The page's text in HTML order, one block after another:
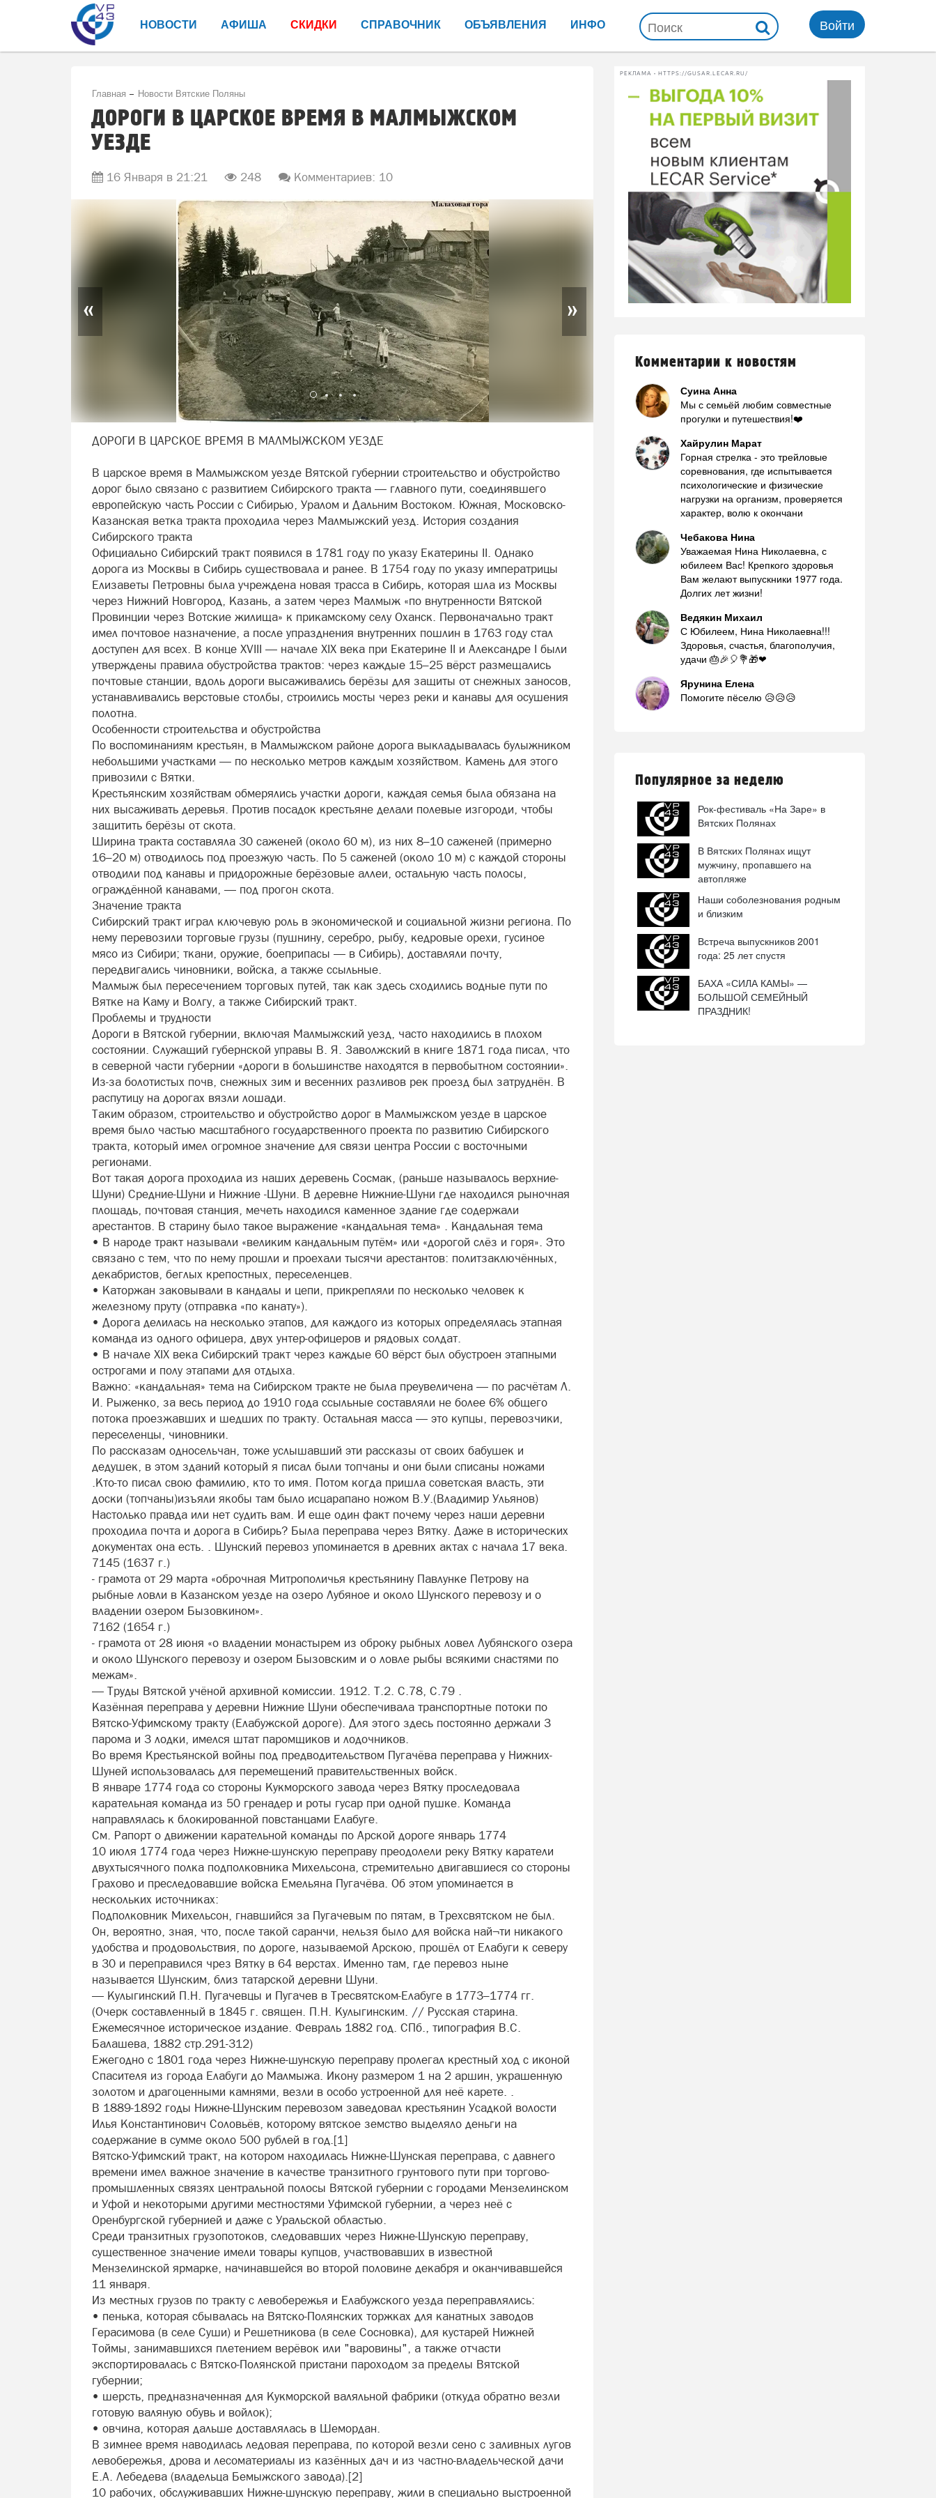
НОВОСТИ АФИША СКИДКИ СПРАВОЧНИК ОБЪЯВЛЕНИЯ ИНФО Войти
Главная Новости Вятские Поляны
ДОРОГИ В ЦАРСКОЕ ВРЕМЯ В МАЛМЫЖСКОМ
УЕЗДЕ
16 Января в 21:21 248 Комментариев: 10
« »
ДОРОГИ В ЦАРСКОЕ ВРЕМЯ В МАЛМЫЖСКОМ УЕЗДЕ
В царское время в Малмыжском уезде Вятской губернии строительство и обустройство
дорог было связано с развитием Сибирского тракта — главного пути, соединявшего
европейскую часть России с Сибирью, Уралом и Дальним Востоком. Южная, Московско-
Казанская ветка тракта проходила через Малмыжский уезд. История создания
Сибирского тракта
Официально Сибирский тракт появился в 1781 году по указу Екатерины II. Однако
дорога из Москвы в Сибирь существовала и ранее. В 1754 году по указу императрицы
Елизаветы Петровны была учреждена новая трасса в Сибирь, которая шла из Москвы
через Нижний Новгород, Казань, а затем через Малмыж «по внутренности Вятской
Провинции через Вотские жилища» к прикамскому селу Оханск. Первоначально тракт
имел почтовое назначение, а после упразднения внутренних пошлин в 1763 году стал
доступен для всех. В конце XVIII — начале XIX века при Екатерине II и Александре I были
утверждены правила обустройства трактов: через каждые 15–25 вёрст размещались
почтовые станции, вдоль дороги высаживались берёзы для защиты от снежных заносов,
устанавливались верстовые столбы, строились мосты через реки и канавы для осушения
полотна.
Особенности строительства и обустройства
По воспоминаниям крестьян, в Малмыжском районе дорога выкладывалась булыжником
небольшими участками — по несколько метров каждым хозяйством. Камень для этого
привозили с Вятки.
Крестьянским хозяйствам обмерялись участки дороги, каждая семья была обязана на
них высаживать деревья. Против посадок крестьяне делали полевые изгороди, чтобы
защитить берёзы от скота.
Ширина тракта составляла 30 саженей (около 60 м), из них 8–10 саженей (примерно
16–20 м) отводилось под проезжую часть. По 5 саженей (около 10 м) с каждой стороны
отводили под канавы и придорожные берёзовые аллеи, остальную часть полосы,
ограждённой канавами, — под прогон скота.
Значение тракта
Сибирский тракт играл ключевую роль в экономической и социальной жизни региона. По
нему перевозили торговые грузы (пушнину, серебро, рыбу, кедровые орехи, гусиное
мясо из Сибири; ткани, оружие, боеприпасы — в Сибирь), доставляли почту,
передвигались чиновники, войска, а также ссыльные.
Малмыж был пересечением торговых путей, так как здесь сходились водные пути по
Вятке на Каму и Волгу, а также Сибирский тракт.
Проблемы и трудности
Дороги в Вятской губернии, включая Малмыжский уезд, часто находились в плохом
состоянии. Служащий губернской управы В. Я. Заволжский в книге 1871 года писал, что
в северной части губернии «дороги в большинстве находятся в первобытном состоянии».
Из-за болотистых почв, снежных зим и весенних разливов рек проезд был затруднён. В
распутицу на дорогах вязли лошади.
Таким образом, строительство и обустройство дорог в Малмыжском уезде в царское
время было частью масштабного государственного проекта по развитию Сибирского
тракта, который имел огромное значение для связи центра России с восточными
регионами.
Вот такая дорога проходила из наших деревень Сосмак, (раньше называлось верхние-
Шуни) Средние-Шуни и Нижние -Шуни. В деревне Нижние-Шуни где находился рыночная
площадь, почтовая станция, мечеть находился каменное здание где содержали
арестантов. В старину было такое выражение «кандальная тема» . Кандальная тема
• В народе тракт называли «великим кандальным путём» или «дорогой слёз и горя». Это
связано с тем, что по нему прошли и проехали тысячи арестантов: политзаключённых,
декабристов, беглых крепостных, переселенцев.
• Каторжан заковывали в кандалы и цепи, прикрепляли по несколько человек к
железному пруту (отправка «по канату»).
• Дорога делилась на несколько этапов, для каждого из которых определялась этапная
команда из одного офицера, двух унтер-офицеров и рядовых солдат.
• В начале XIX века Сибирский тракт через каждые 60 вёрст был обустроен этапными
острогами и полу этапами для отдыха.
Важно: «кандальная» тема на Сибирском тракте не была преувеличена — по расчётам Л.
И. Рыженко, за весь период до 1910 года ссыльные составляли не более 6% общего
потока проезжавших и шедших по тракту. Остальная масса — это купцы, перевозчики,
переселенцы, чиновники.
По рассказам односельчан, тоже услышавший эти рассказы от своих бабушек и
дедушек, в этом зданий который я писал были топчаны и они были списаны ножами
.Кто-то писал свою фамилию, кто то имя. Потом когда пришла советская власть, эти
доски (топчаны)изъяли якобы там было исцарапано ножом В.У.(Владимир Ульянов)
Настолько правда или нет судить вам. И еще один факт почему через наши деревни
проходила почта и дорога в Сибирь? Была переправа через Вятку. Даже в исторических
документах она есть. . Шунский перевоз упоминается в древних актах с начала 17 века.
7145 (1637 г.)
- грамота от 29 марта «оброчная Митрополичья крестьянину Павлунке Петрову на
рыбные ловли в Казанском уезде на озеро Лубяное и около Шунского перевозу и о
владении озером Бызовкином».
7162 (1654 г.)
- грамота от 28 июня «о владении монастырем из оброку рыбных ловел Лубянского озера
и около Шунского перевозу и озером Бызовским и о ловле рыбы всякими снастями по
межам».
— Труды Вятской учёной архивной комиссии. 1912. Т.2. С.78, С.79 .
Казённая переправа у деревни Нижние Шуни обеспечивала транспортные потоки по
Вятско-Уфимскому тракту (Елабужской дороге). Для этого здесь постоянно держали 3
парома и 3 лодки, имелся штат паромщиков и лодочников.
Во время Крестьянской войны под предводительством Пугачёва переправа у Нижних-
Шуней использовалась для перемещений правительственных войск.
В январе 1774 года со стороны Кукморского завода через Вятку проследовала
карательная команда из 50 гренадер и роты гусар при одной пушке. Команда
направлялась к блокированной повстанцами Елабуге.
См. Рапорт о движении карательной команды по Арской дороге январь 1774
10 июля 1774 года через Нижне-шунскую переправу преодолели реку Вятку каратели
двухтысячного полка подполковника Михельсона, стремительно двигавшиеся со стороны
Грахово и преследовавшие войска Емельяна Пугачёва. Об этом упоминается в
нескольких источниках:
Подполковник Михельсон, гнавшийся за Пугачевым по пятам, в Трехсвятском не был.
Он, вероятно, зная, что, после такой саранчи, нельзя было для войска най¬ти никакого
удобства и продовольствия, по дороге, называемой Арскою, прошёл от Елабуги к северу
в 30 и переправился чрез Вятку в 64 верстах. Именно там, где перевоз ныне
называется Шунским, близ татарской деревни Шуни.
— Кулыгинский П.Н. Пугачевцы и Пугачев в Тресвятском-Елабуге в 1773–1774 гг.
(Очерк составленный в 1845 г. священ. П.Н. Кулыгинским. // Русская старина.
Ежемесячное историческое издание. Февраль 1882 год. СПб., типография В.С.
Балашева, 1882 стр.291-312)
Ежегодно с 1801 года через Нижне-шунскую переправу пролегал крестный ход с иконой
Спасителя из города Елабуги до Малмыжа. Икону размером 1 на 2 аршин, украшенную
золотом и драгоценными камнями, везли в особо устроенной для неё карете. .
В 1889-1892 годы Нижне-Шунским перевозом заведовал крестьянин Усадкой волости
Илья Константинович Соловьёв, которому вятское земство выделяло деньги на
содержание в сумме около 500 рублей в год.[1]
Вятско-Уфимский тракт, на котором находилась Нижне-Шунская переправа, с давнего
времени имел важное значение в качестве транзитного грунтового пути при торгово-
промышленных связях центральной полосы Вятской губернии с городами Мензелинском
и Уфой и некоторыми другими местностями Уфимской губернии, а через неё с
Оренбургской губернией и даже с Уральской областью.
Среди транзитных грузопотоков, следовавших через Нижне-Шунскую переправу,
существенное значение имели товары купцов, участвовавших в известной
Мензелинской ярмарке, начинавшейся во второй половине декабря и оканчивавшейся
11 января.
Из местных грузов по тракту с левобережья и Елабужского уезда переправлялись:
• пенька, которая сбывалась на Вятско-Полянских торжках для канатных заводов
Герасимова (в селе Суши) и Решетникова (в селе Сосновка), для кустарей Нижней
Тоймы, занимавшихся плетением верёвок или "варовины", а также отчасти
экспортировалась с Вятско-Полянской пристани пароходом за пределы Вятской
губернии;
• шерсть, предназначенная для Кукморской валяльной фабрики (откуда обратно везли
готовую валяную обувь и войлок);
• овчина, которая дальше доставлялась в Шемордан.
В зимнее время наводилась ледовая переправа, по которой везли сено с заливных лугов
левобережья, дрова и лесоматериалы из казённых дач и из частно-владельческой дачи
Е.А. Лебедева (владельца Бемыжского завода).[2]
10 рабочих, обслуживавших Нижне-шунскую переправу, жили в специально выстроенной
РЕКЛАМА • HTTPS://GUSAR.LECAR.RU/
Комментарии к новостям
Суина Анна
Мы с семьёй любим совместные
прогулки и путешествия!❤️
Хайрулин Марат
Горная стрелка - это трейловые
соревнования, где испытывается
психологические и физические
нагрузки на организм, проверяется
характер, волю к окончани
Чебакова Нина
Уважаемая Нина Николаевна, с
юбилеем Вас! Крепкого здоровья
Вам желают выпускники 1977 года.
Долгих лет жизни!
Ведякин Михаил
С Юбилеем, Нина Николаевна!!!
Здоровья, счастья, благополучия,
удачи 🎂🎉🎈💐🎁❤
Ярунина Елена
Помогите пёселю 😥😥😥
Популярное за неделю
Рок-фестиваль «На Заре» в
Вятских Полянах
В Вятских Полянах ищут
мужчину, пропавшего на
автопляже
Наши соболезнования родным
и близким
Встреча выпускников 2001
года: 25 лет спустя
БАХА «СИЛА КАМЫ» —
БОЛЬШОЙ СЕМЕЙНЫЙ
ПРАЗДНИК!